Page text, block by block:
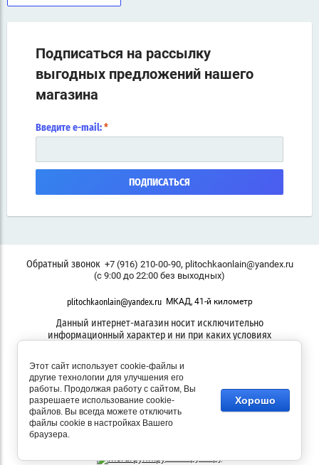
Подписаться на рассылку
выгодных предложений нашего
магазина
Введите e-mail: *
ПОДПИСАТЬСЯ
Обратный звонок +7 (916) 210-00-90, plitochkaonlain@yandex.ru
(с 9:00 до 22:00 без выходных)
plitochkaonlain@yandex.ru МКАД, 41-й километр
Данный интернет-магазин носит исключительно
информационный характер и ни при каких условиях
являются публичной офертой
© 2021 - 2026 ПЛИТОЧКА ОНЛАЙН
Мегагрупп.ру
Этот сайт использует cookie-файлы и
другие технологии для улучшения его
работы. Продолжая работу с сайтом, Вы
разрешаете использование cookie-
файлов. Вы всегда можете отключить
файлы cookie в настройках Вашего
браузера.
Хорошо